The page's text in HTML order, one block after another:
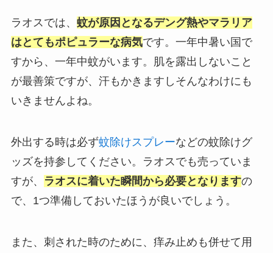
ラオスでは、 蚊が原因となるデング熱やマラリア
はとてもポピュラーな病気です。一年中暑い国で
すから、一年中蚊がいます。肌を露出しないこと
が最善策ですが、汗もかきますしそんなわけにも
いきませんよね。
外出する時は必ず蚊除けスプレーなどの蚊除けグ
ッズを持参してください。ラオスでも売っていま
すが、
ラオスに着いた瞬間から必要となりますの
で、1つ準備しておいたほうが良いでしょう。
また、刺された時のために、痒み止めも併せて用